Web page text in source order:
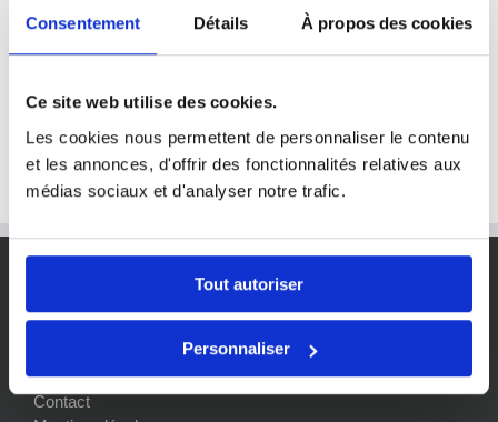
Consentement Détails À propos des cookies
Ce site web utilise des cookies.
Les cookies nous permettent de personnaliser le contenu
et les annonces, d'offrir des fonctionnalités relatives aux
médias sociaux et d'analyser notre trafic.
Tout autoriser
Personnaliser
chauds sur le réseau social professionnel.
[purchase_link id= »42822″ text= »Télécharger »
style= »button » color= »blue »]
Blog
Contact